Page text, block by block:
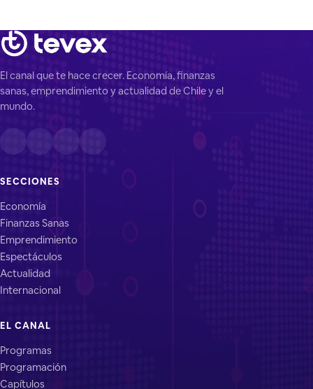
El canal que te hace crecer. Economía, finanzas
sanas, emprendimiento y actualidad de Chile y el
mundo.
SECCIONES
Economía
Finanzas Sanas
Emprendimiento
Espectáculos
Actualidad
Internacional
EL CANAL
Programas
Programación
Capítulos